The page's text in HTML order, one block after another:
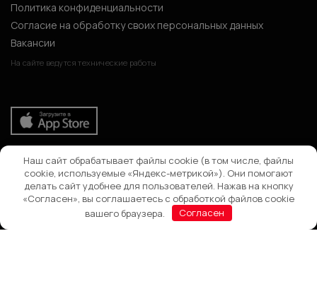
Политика конфиденциальности
Согласие на обработку своих персональных данных
Вакансии
На сайте ведутся технические работы
Поиск
Наш сайт обрабатывает файлы cookie (в том числе, файлы
cookie, используемые «Яндекс-метрикой»). Они помогают
делать сайт удобнее для пользователей. Нажав на кнопку
«Согласен», вы соглашаетесь с обработкой файлов cookie
вашего браузера.
Согласен